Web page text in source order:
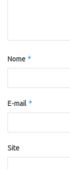
Nome *
E-mail *
Site